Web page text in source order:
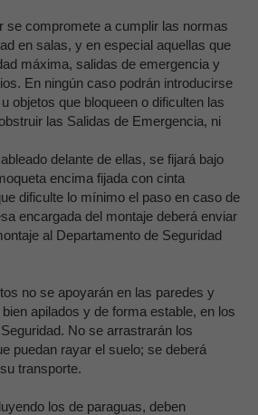
se compromete a cumplir las normas
en salas, y en especial aquellas que
máxima, salidas de emergencia y
En ningún caso podrán introducirse
objetos que bloqueen o dificulten las
las Salidas de Emergencia, ni
delante de ellas, se fijará bajo
encima fijada con cinta
dificulte lo mínimo el paso en caso de
encargada del montaje deberá enviar
al Departamento de Seguridad
no se apoyarán en las paredes y
apilados y de forma estable, en los
No se arrastrarán los
puedan rayar el suelo; se deberá
transporte.
los de paraguas, deben